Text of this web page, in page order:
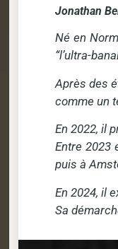
Jonathan
Né en
“l’ultra-
Après des
comme un
En 2022, il
Entre 2023
puis à
En 2024, il
Sa